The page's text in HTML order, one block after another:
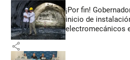
¡Por fin!
inicio de
electromecánicos
share